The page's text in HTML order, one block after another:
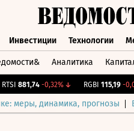
Инвестиции Технологии
Аналитика
RTSI 881,74 -0,32%↓ RGBI 115,19 -
меры, динамика, прогнозы